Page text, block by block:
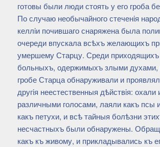
готовы были люди стоять у его гроба
По случаю необычайного стеченiя
келлiи почившаго снаряжена была
очереди впускала всѣхъ желающихъ
умершему Старцу. Среди
больныхъ, одержимыхъ злыми духами,
гробе Старца обнаруживали и
другiя неестественныя дѣйствiя: охали
различными голосами, лаяли какъ псы
какъ петухи, и всѣ тайныя болѣзни
несчастныхъ были обнаружены.
какъ къ живому, и прикладывались къ